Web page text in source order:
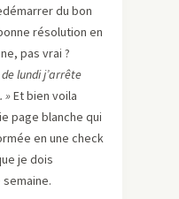
du bon
résolution en
pas vrai ?
lundi j’arrête
»Et bien voila
page blanche qui
en une check
je dois